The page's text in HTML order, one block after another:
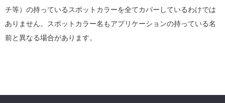
チ等）の持っているスポットカラーを全てカバーしているわけでは
ありません。スポットカラー名もアプリケーションの持っている名
前と異なる場合があります。